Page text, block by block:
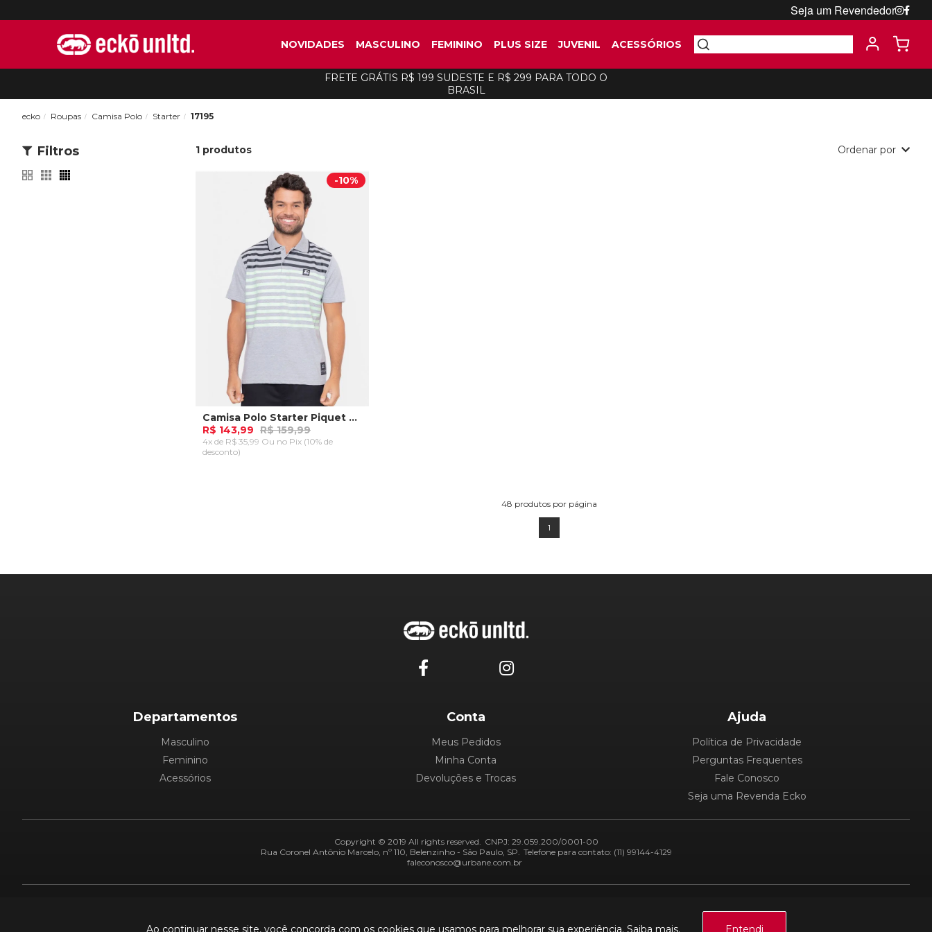
Seja um Revendedor
NOVIDADES MASCULINO FEMININO PLUS SIZE JUVENIL ACESSÓRIOS
FRETE GRÁTIS R$ 199 SUDESTE E R$ 299 PARA TODO O
BRASIL
Ao continuar nesse site, você concorda com os cookies que usamos para melhorar sua experiência. Saiba mais. Entendi
ecko Roupas Camisa Polo Starter 17195
Filtros 1 produtos Ordenar por
-10%
Camisa Polo Starter Piquet Estampada Cinza Mescla
R$ 143,99 R$ 159,99
4x de R$ 35,99 Ou no Pix (10% de
desconto)
48 produtos por página
1
Departamentos
Masculino
Feminino
Acessórios
Conta
Meus Pedidos
Minha Conta
Devoluções e Trocas
Ajuda
Política de Privacidade
Perguntas Frequentes
Fale Conosco
Seja uma Revenda Ecko
Copyright © 2019 All rights reserved. CNPJ: 29.059.200/0001-00
Rua Coronel Antônio Marcelo, nº 110, Belenzinho - São Paulo, SP. Telefone para contato: (11) 99144-4129
faleconosco@urbane.com.br